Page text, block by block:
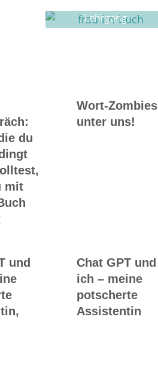
Lehrgang
Ghostwriting
du
mit
Wort-Zombies
unter uns!
und
Chat GPT und
ich – meine
potscherte
Assistentin